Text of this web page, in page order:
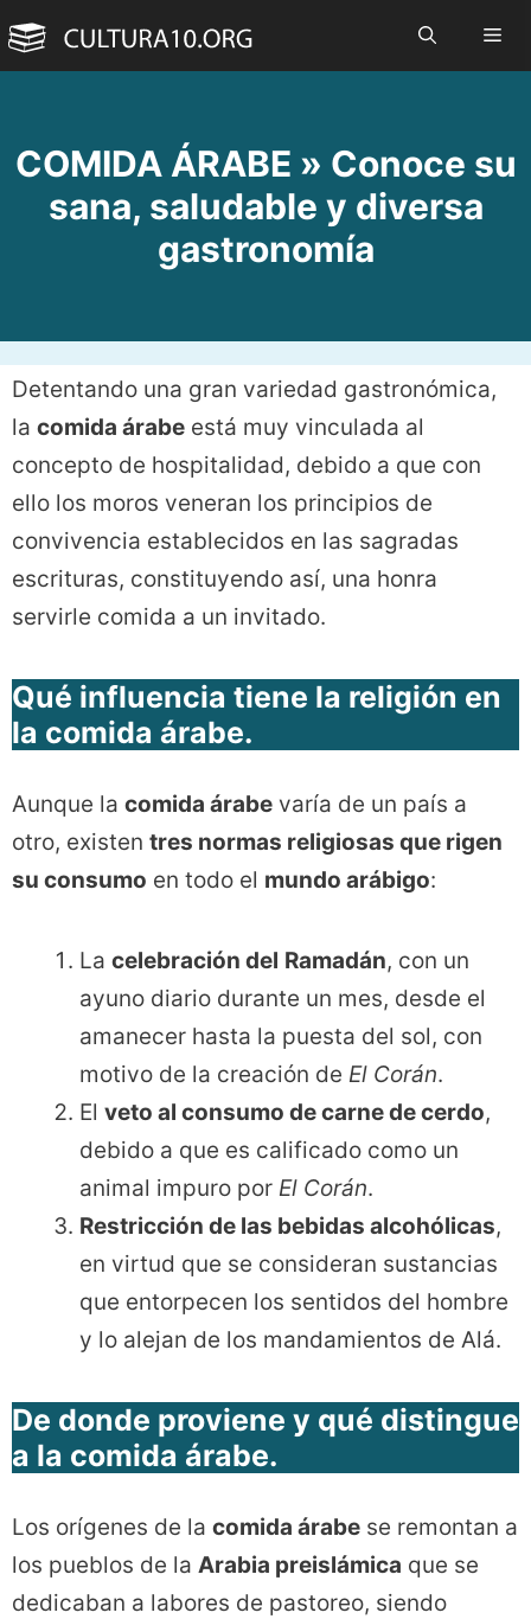
Saltar
al
COMIDA ÁRABE » Conoce su
sana, saludable y diversa
gastronomía
Detentando una gran variedad gastronómica,
la comida árabe está muy vinculada al
concepto de hospitalidad, debido a que con
ello los moros veneran los principios de
convivencia establecidos en las sagradas
escrituras, constituyendo así, una honra
servirle comida a un invitado.
Qué influencia tiene la religión en
la comida árabe.
Aunque la comida árabe varía de un país a
otro, existen tres normas religiosas que rigen
su consumo en todo el mundo arábigo:
La celebración del Ramadán, con un
ayuno diario durante un mes, desde el
amanecer hasta la puesta del sol, con
motivo de la creación de El Corán.
El veto al consumo de carne de cerdo,
debido a que es calificado como un
animal impuro por El Corán.
Restricción de las bebidas alcohólicas,
en virtud que se consideran sustancias
que entorpecen los sentidos del hombre
y lo alejan de los mandamientos de Alá.
De donde proviene y qué distingue
a la comida árabe.
Los orígenes de la comida árabe se remontan a
los pueblos de la Arabia preislámica que se
dedicaban a labores de pastoreo, siendo